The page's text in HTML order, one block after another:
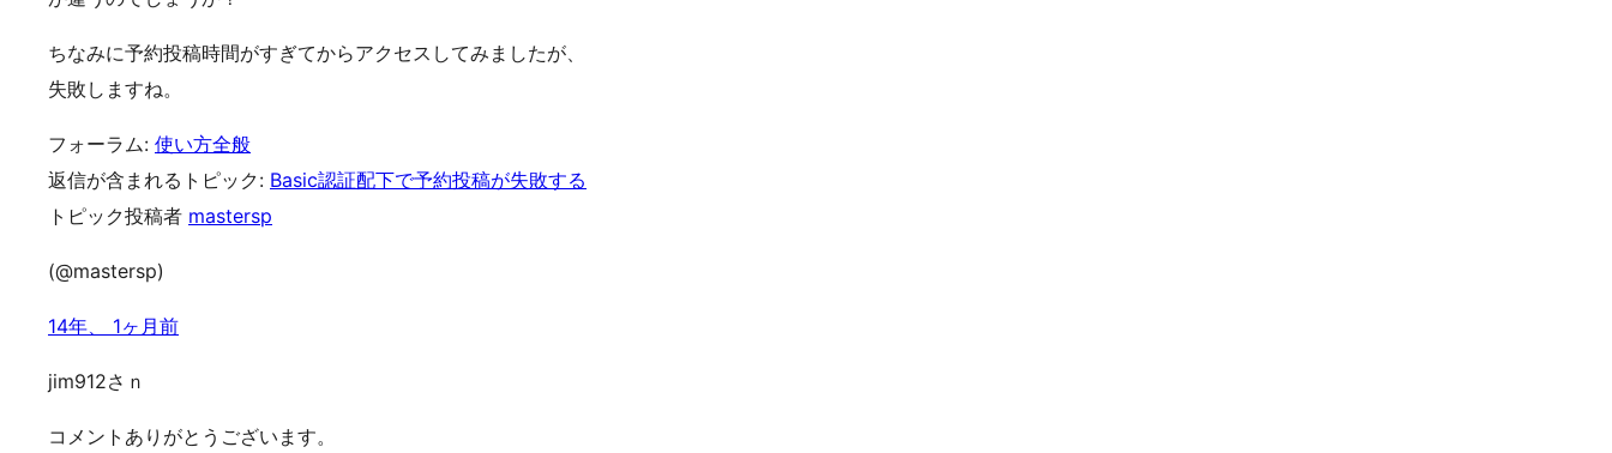
ちなみに予約投稿時間がすぎてからアクセスしてみましたが、
失敗しますね。
フォーラム: 使い方全般
返信が含まれるトピック: Basic認証配下で予約投稿が失敗する
トピック投稿者 mastersp
(@mastersp)
14年、 1ヶ月前
jim912さｎ
コメントありがとうございます。